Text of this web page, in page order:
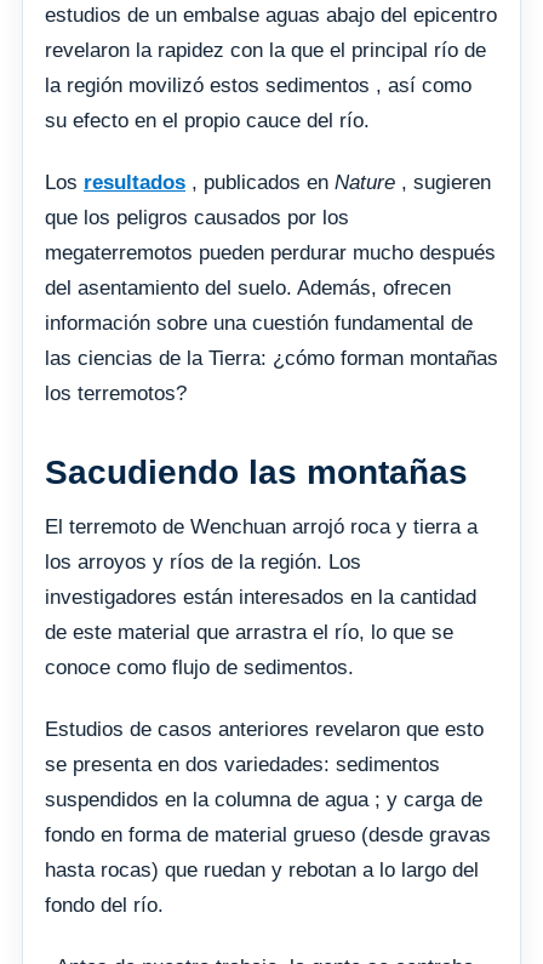
estudios de un embalse aguas abajo del epicentro
revelaron la rapidez con la que el principal río de
la región movilizó estos sedimentos , así como
su efecto en el propio cauce del río.
Los resultados , publicados en Nature , sugieren
que los peligros causados por los
megaterremotos pueden perdurar mucho después
del asentamiento del suelo. Además, ofrecen
información sobre una cuestión fundamental de
las ciencias de la Tierra: ¿cómo forman montañas
los terremotos?
Sacudiendo las montañas
El terremoto de Wenchuan arrojó roca y tierra a
los arroyos y ríos de la región. Los
investigadores están interesados en la cantidad
de este material que arrastra el río, lo que se
conoce como flujo de sedimentos.
Estudios de casos anteriores revelaron que esto
se presenta en dos variedades: sedimentos
suspendidos en la columna de agua ; y carga de
fondo en forma de material grueso (desde gravas
hasta rocas) que ruedan y rebotan a lo largo del
fondo del río.